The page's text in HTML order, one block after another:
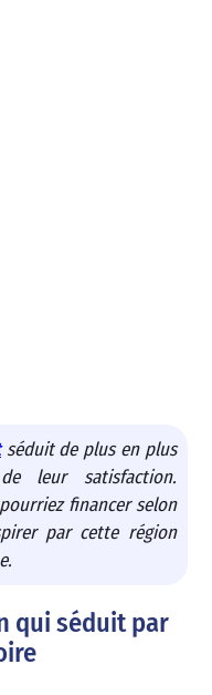
séduit de plus en plus
leur satisfaction.
financer selon
par cette région
qui séduit par